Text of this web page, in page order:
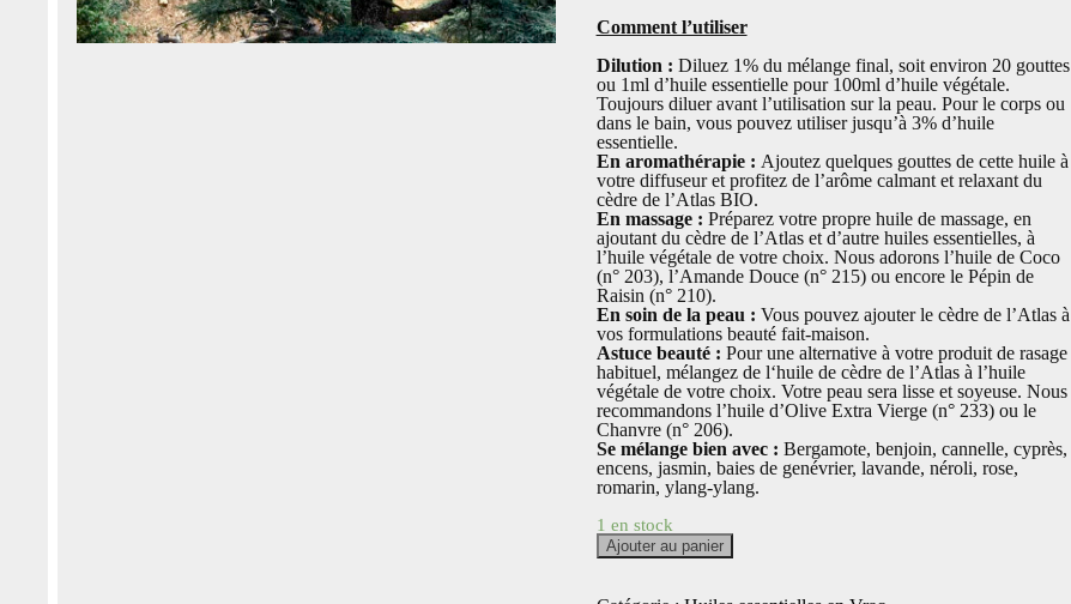
Comment l’utiliser
Dilution : Diluez 1% du mélange final, soit environ 20 gouttes
ou 1ml d’huile essentielle pour 100ml d’huile végétale.
Toujours diluer avant l’utilisation sur la peau. Pour le corps ou
dans le bain, vous pouvez utiliser jusqu’à 3% d’huile
essentielle.
En aromathérapie : Ajoutez quelques gouttes de cette huile à
votre diffuseur et profitez de l’arôme calmant et relaxant du
cèdre de l’Atlas BIO.
En massage : Préparez votre propre huile de massage, en
ajoutant du cèdre de l’Atlas et d’autre huiles essentielles, à
l’huile végétale de votre choix. Nous adorons l’huile de Coco
(n° 203), l’Amande Douce (n° 215) ou encore le Pépin de
Raisin (n° 210).
En soin de la peau : Vous pouvez ajouter le cèdre de l’Atlas à
vos formulations beauté fait-maison.
Astuce beauté : Pour une alternative à votre produit de rasage
habituel, mélangez de l‘huile de cèdre de l’Atlas à l’huile
végétale de votre choix. Votre peau sera lisse et soyeuse. Nous
recommandons l’huile d’Olive Extra Vierge (n° 233) ou le
Chanvre (n° 206).
Se mélange bien avec : Bergamote, benjoin, cannelle, cyprès,
encens, jasmin, baies de genévrier, lavande, néroli, rose,
romarin, ylang-ylang.
1 en stock
quantité
de
essentielle
Ajouter au panier